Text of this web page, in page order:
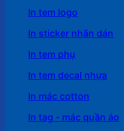
In tem logo
In sticker nhãn dán
In tem phụ
In tem decal nhựa
In mác cotton
In tag - mác quần áo